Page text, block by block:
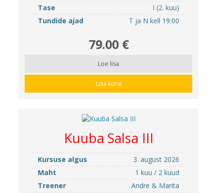
Tase
I (2. kuu)
Tundide ajad
T ja N kell 19:00
79.00 €
Loe lisa
Lisa korvi
Kuuba Salsa III
Kursuse algus
3. august 2026
Maht
1 kuu / 2 kuud
Treener
Andre & Marita